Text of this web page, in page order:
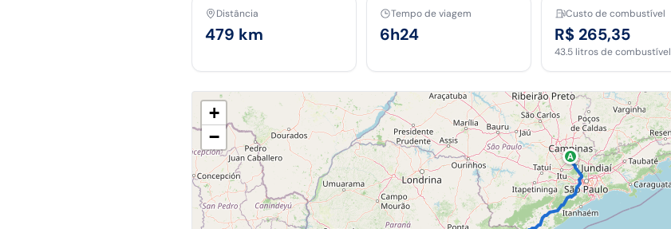
Distância
479 km
Tempo de viagem
6h24
Custo de combustível
R$ 265,35
43.5 litros de combustível
A
+
−